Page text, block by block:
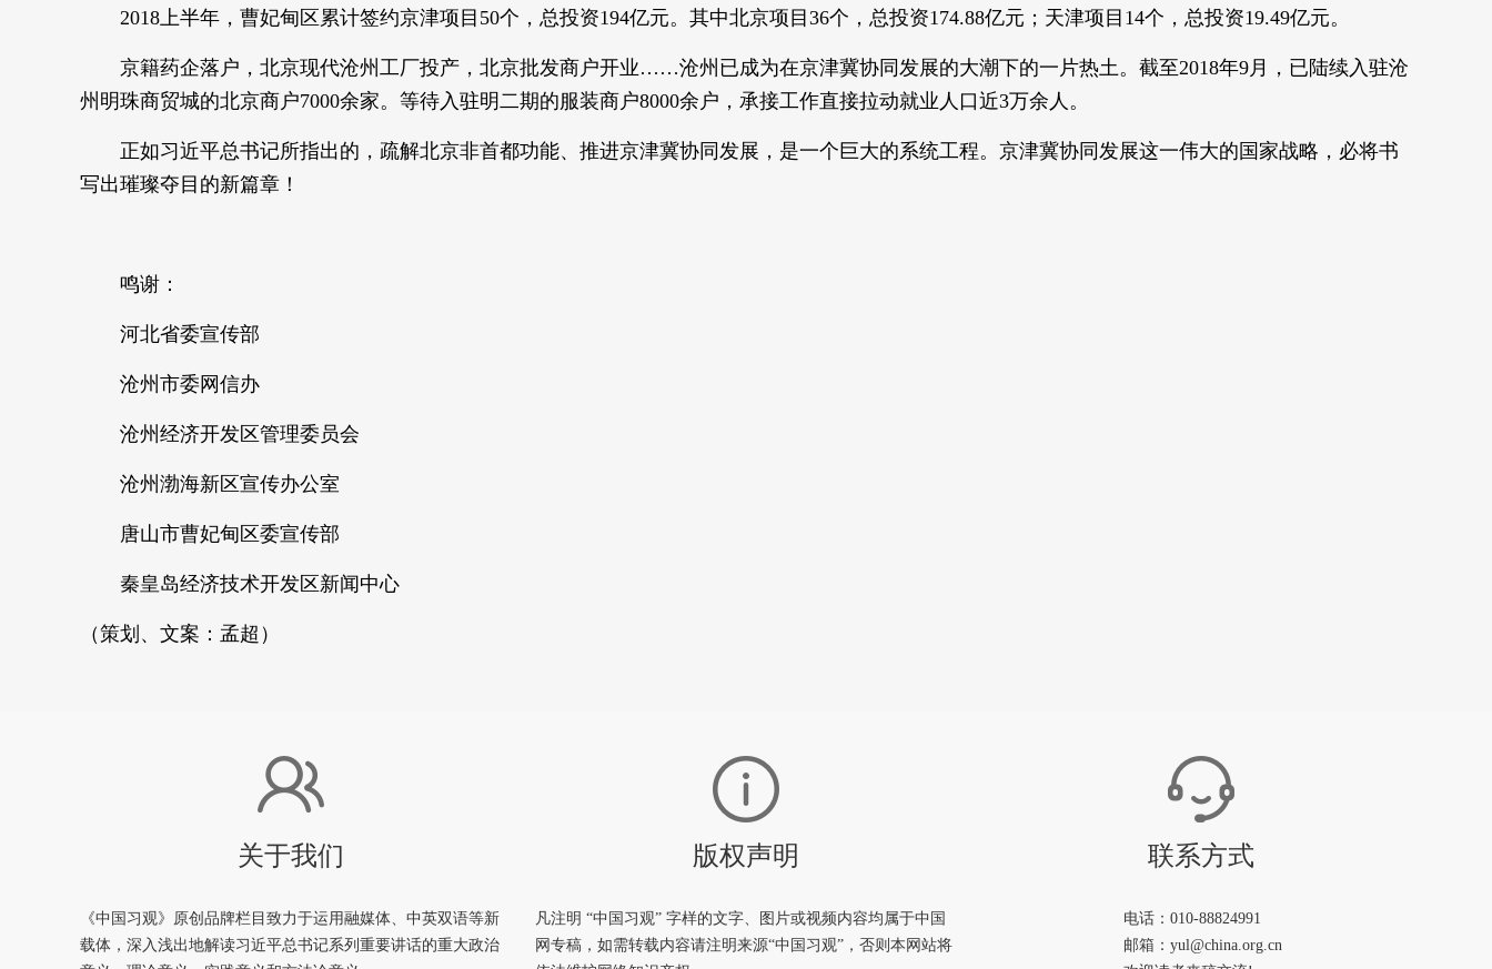
2018上半年，曹妃甸区累计签约京津项目50个，总投资194亿元。其中北京项目36个，总投资174.88亿元；天津项目14个，总投资19.49亿元。
京籍药企落户，北京现代沧州工厂投产，北京批发商户开业……沧州已成为在京津冀协同发展的大潮下的一片热土。截至2018年9月，已陆续入驻沧
州明珠商贸城的北京商户7000余家。等待入驻明二期的服装商户8000余户，承接工作直接拉动就业人口近3万余人。
正如习近平总书记所指出的，疏解北京非首都功能、推进京津冀协同发展，是一个巨大的系统工程。京津冀协同发展这一伟大的国家战略，必将书
写出璀璨夺目的新篇章！
鸣谢：
河北省委宣传部
沧州市委网信办
沧州经济开发区管理委员会
沧州渤海新区宣传办公室
唐山市曹妃甸区委宣传部
秦皇岛经济技术开发区新闻中心
（策划、文案：孟超）
关于我们
《中国习观》原创品牌栏目致力于运用融媒体、中英双语等新
载体，深入浅出地解读习近平总书记系列重要讲话的重大政治
版权声明
凡注明 “中国习观” 字样的文字、图片或视频内容均属于中国
网专稿，如需转载内容请注明来源“中国习观”，否则本网站将
联系方式
电话：010-88824991
邮箱：yul@china.org.cn